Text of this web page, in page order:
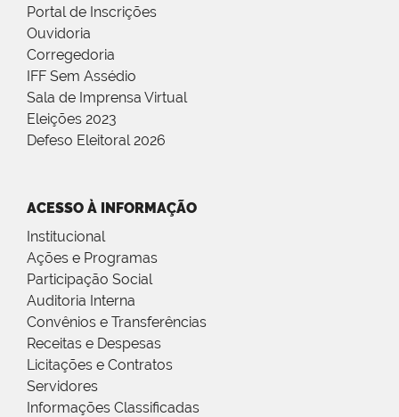
Portal de Inscrições
Ouvidoria
Corregedoria
IFF Sem Assédio
Sala de Imprensa Virtual
Eleições 2023
Defeso Eleitoral 2026
ACESSO À INFORMAÇÃO
Institucional
Ações e Programas
Participação Social
Auditoria Interna
Convênios e Transferências
Receitas e Despesas
Licitações e Contratos
Servidores
Informações Classificadas